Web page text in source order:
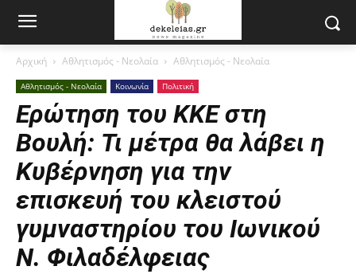
Αρχική Αθλητισμός - Νεολαία Αθλητισμός - Νεολαία
Αθλητισμός - Νεολαία Κοινωνία Πολιτική
Ερώτηση του ΚΚΕ στη
Βουλή: Τι μέτρα θα λάβει η
Κυβέρνηση για την
επισκευή του κλειστού
γυμναστηρίου του Ιωνικού
Ν. Φιλαδέλφειας